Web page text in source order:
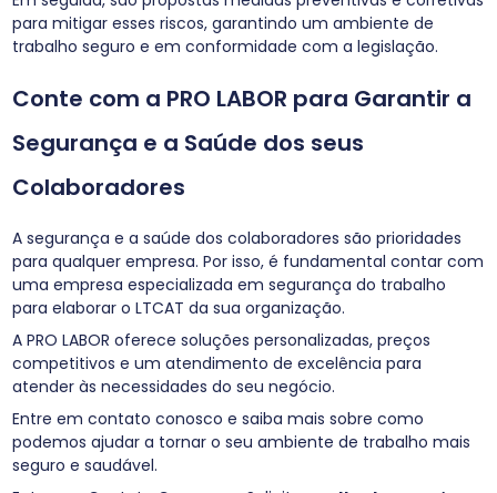
para mitigar esses riscos, garantindo um ambiente de
trabalho seguro e em conformidade com a legislação.
Conte com a PRO LABOR para Garantir a
Segurança e a Saúde dos seus
Colaboradores
A segurança e a saúde dos colaboradores são prioridades
para qualquer empresa. Por isso, é fundamental contar com
uma empresa especializada em segurança do trabalho
para elaborar o LTCAT da sua organização.
A PRO LABOR oferece soluções personalizadas, preços
competitivos e um atendimento de excelência para
atender às necessidades do seu negócio.
Entre em contato conosco e saiba mais sobre como
podemos ajudar a tornar o seu ambiente de trabalho mais
seguro e saudável.